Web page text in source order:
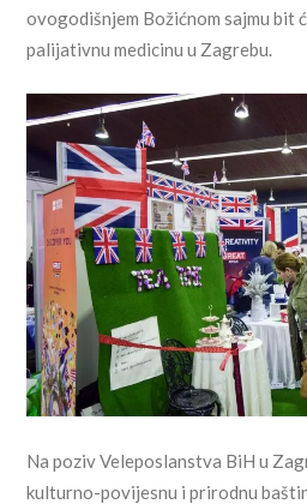
ovogodišnjem Božićnom sajmu bit
palijativnu medicinu u Zagrebu.
Na poziv Veleposlanstva BiH u
kulturno-povijesnu i prirodnu